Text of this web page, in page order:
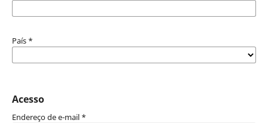
País *
Acesso
Endereço de e-mail *